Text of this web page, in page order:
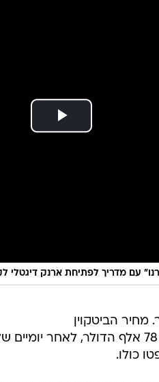
עם מדריך לפתיחת ארנק דיגטלי
מחיר הביטקוין
כולו.